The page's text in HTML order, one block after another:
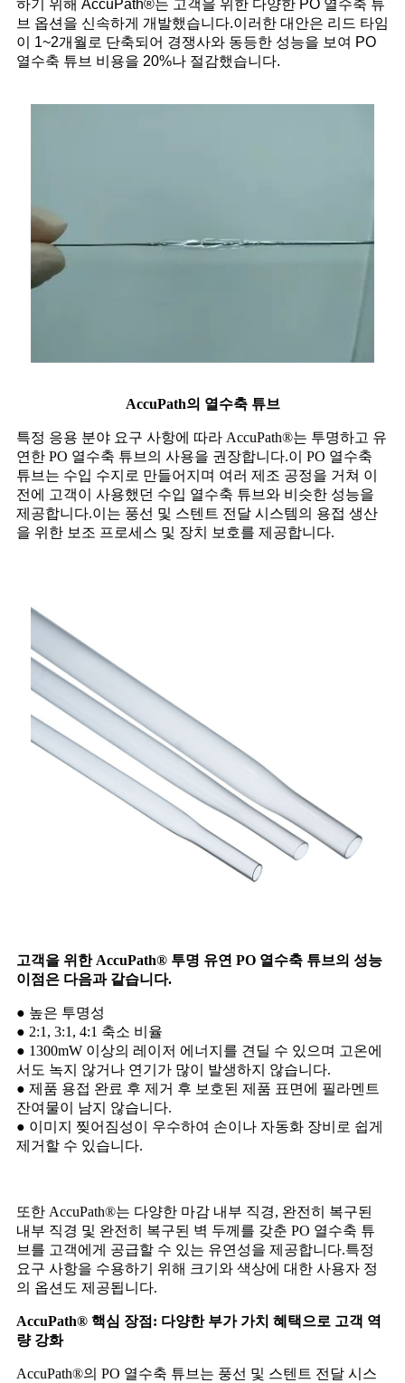
하기 위해 AccuPath®는 고객을 위한 다양한 PO 열수축 튜
브 옵션을 신속하게 개발했습니다.이러한 대안은 리드 타임
이 1~2개월로 단축되어 경쟁사와 동등한 성능을 보여 PO
열수축 튜브 비용을 20%나 절감했습니다.
AccuPath의 열수축 튜브
특정 응용 분야 요구 사항에 따라 AccuPath®는 투명하고 유
연한 PO 열수축 튜브의 사용을 권장합니다.이 PO 열수축
튜브는 수입 수지로 만들어지며 여러 제조 공정을 거쳐 이
전에 고객이 사용했던 수입 열수축 튜브와 비슷한 성능을
제공합니다.이는 풍선 및 스텐트 전달 시스템의 용접 생산
을 위한 보조 프로세스 및 장치 보호를 제공합니다.
고객을 위한 AccuPath® 투명 유연 PO 열수축 튜브의 성능
이점은 다음과 같습니다.
● 높은 투명성
● 2:1, 3:1, 4:1 축소 비율
● 1300mW 이상의 레이저 에너지를 견딜 수 있으며 고온에
서도 녹지 않거나 연기가 많이 발생하지 않습니다.
● 제품 용접 완료 후 제거 후 보호된 제품 표면에 필라멘트
잔여물이 남지 않습니다.
● 이미지 찢어짐성이 우수하여 손이나 자동화 장비로 쉽게
제거할 수 있습니다.
또한 AccuPath®는 다양한 마감 내부 직경, 완전히 복구된
내부 직경 및 완전히 복구된 벽 두께를 갖춘 PO 열수축 튜
브를 고객에게 공급할 수 있는 유연성을 제공합니다.특정
요구 사항을 수용하기 위해 크기와 색상에 대한 사용자 정
의 옵션도 제공됩니다.
AccuPath® 핵심 장점: 다양한 부가 가치 혜택으로 고객 역
량 강화
AccuPath®의 PO 열수축 튜브는 풍선 및 스텐트 전달 시스